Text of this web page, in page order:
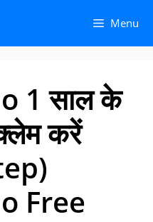
Menu
1 साल के
करें
Free